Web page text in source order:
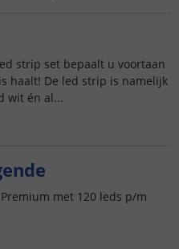
strip set bepaalt u voortaan
haalt! De led strip is namelijk
wit én al...
met 120 leds p/m